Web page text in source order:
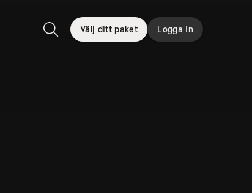
Sök
Välj ditt paket Logga in